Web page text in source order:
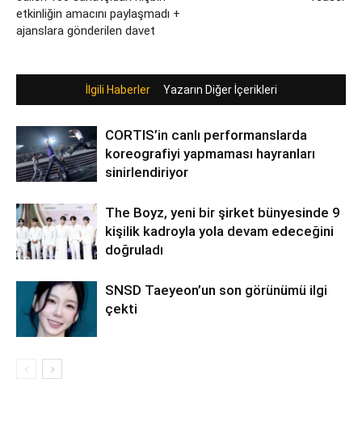
etkinliğin amacını paylaşmadı +
ajanslara gönderilen davet
İlgili Haberler Yazarın Diğer İçerikleri
CORTIS’in canlı performanslarda
koreografiyi yapmaması hayranları
sinirlendiriyor
The Boyz, yeni bir şirket bünyesinde 9
kişilik kadroyla yola devam edeceğini
doğruladı
SNSD Taeyeon’un son görünümü ilgi
çekti